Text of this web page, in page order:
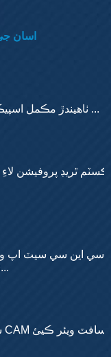
اسان
ٺاهيندڙ مڪمل اسپيڪٽرم حاصل ڪندا ...
ڪسٽم ٿريڊ پروفيشن
ڙو ڪيئن گھٽائجي...